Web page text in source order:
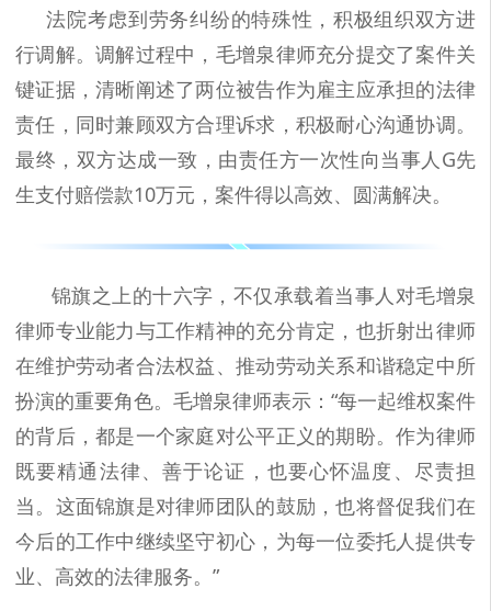
法院考虑到劳务纠纷的特殊性，积极组织双方进
行调解。调解过程中，毛增泉律师充分提交了案件关
键证据，清晰阐述了两位被告作为雇主应承担的法律
责任，同时兼顾双方合理诉求，积极耐心沟通协调。
最终，双方达成一致，由责任方一次性向当事人G先
生支付赔偿款10万元，案件得以高效、圆满解决。
锦旗之上的十六字，不仅承载着当事人对毛增泉
律师专业能力与工作精神的充分肯定，也折射出律师
在维护劳动者合法权益、推动劳动关系和谐稳定中所
扮演的重要角色。毛增泉律师表示：“每一起维权案件
的背后，都是一个家庭对公平正义的期盼。作为律师
既要精通法律、善于论证，也要心怀温度、尽责担
当。这面锦旗是对律师团队的鼓励，也将督促我们在
今后的工作中继续坚守初心，为每一位委托人提供专
业、高效的法律服务。”